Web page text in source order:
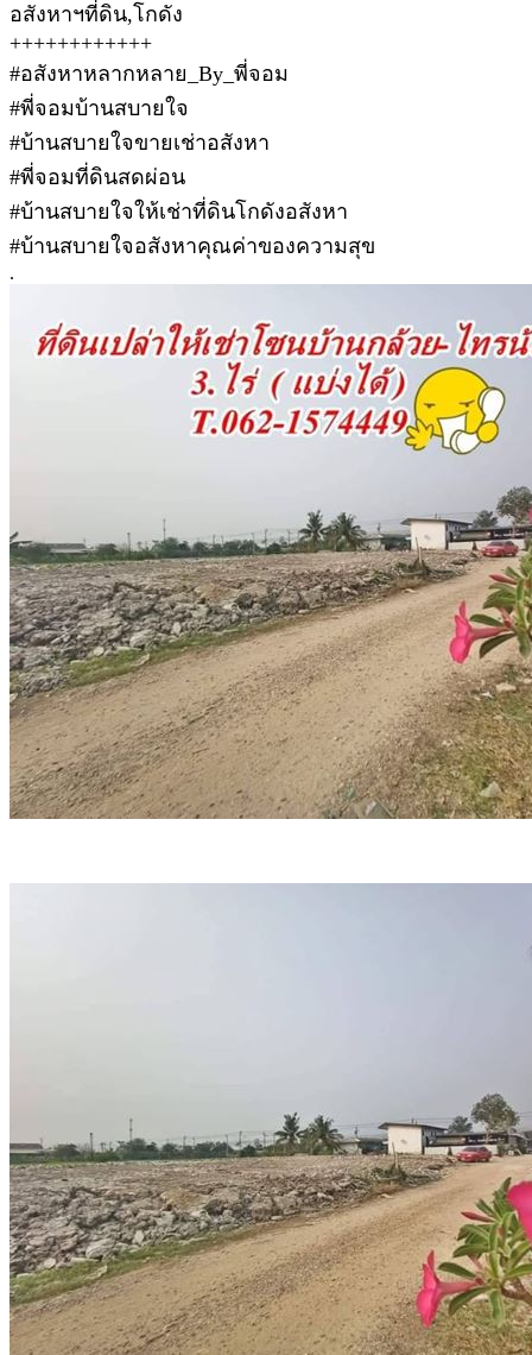
อสังหาฯที่ดิน,โกดัง
++++++++++++
#อสังหาหลากหลาย_By_พี่จอม
#พี่จอมบ้านสบายใจ
#บ้านสบายใจขายเช่าอสังหา
#พี่จอมที่ดินสดผ่อน
#บ้านสบายใจให้เช่าที่ดินโกดังอสังหา
#บ้านสบายใจอสังหาคุณค่าของความสุข
.